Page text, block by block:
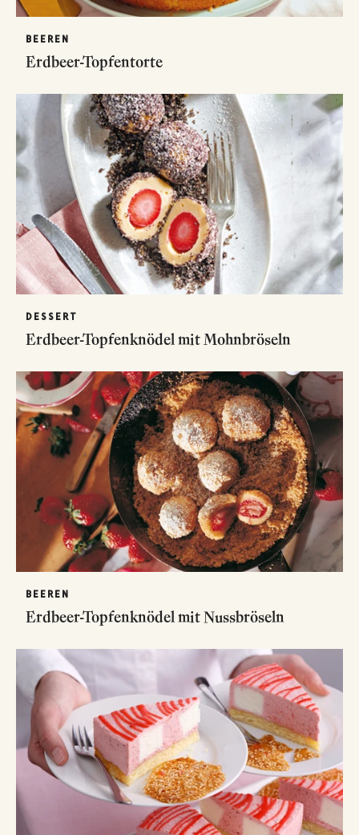
BEEREN
Erdbeer-Topfentorte
DESSERT
Erdbeer-Topfenknödel mit Mohnbröseln
BEEREN
Erdbeer-Topfenknödel mit Nussbröseln